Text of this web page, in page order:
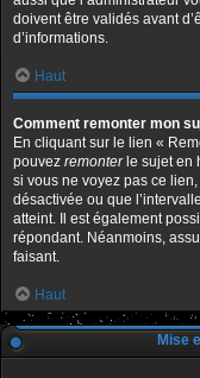
doivent être validés avant
d’informations.
Haut
Comment remonter mon
En cliquant sur le lien «
pouvez remonterle sujet en
si vous ne voyez pas ce
désactivée ou que
atteint. Il est également
répondant. Néanmoins,
faisant.
Haut
Mise